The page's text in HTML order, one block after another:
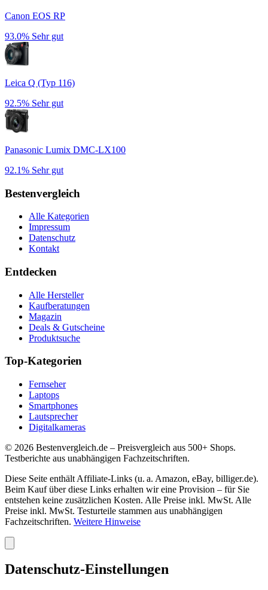
Canon EOS RP
93.0% Sehr gut
Leica Q (Typ 116)
92.5% Sehr gut
Panasonic Lumix DMC-LX100
92.1% Sehr gut
Bestenvergleich
Alle Kategorien
Impressum
Datenschutz
Kontakt
Entdecken
Alle Hersteller
Kaufberatungen
Magazin
Deals & Gutscheine
Produktsuche
Top-Kategorien
Fernseher
Laptops
Smartphones
Lautsprecher
Digitalkameras
© 2026 Bestenvergleich.de – Preisvergleich aus 500+ Shops.
Testberichte aus unabhängigen Fachzeitschriften.
Diese Seite enthält Affiliate-Links (u. a. Amazon, eBay, billiger.de).
Beim Kauf über diese Links erhalten wir eine Provision – für Sie
entstehen keine zusätzlichen Kosten. Alle Preise inkl. MwSt. Alle
Preise inkl. MwSt. Testurteile stammen aus unabhängigen
Fachzeitschriften. Weitere Hinweise
Datenschutz-Einstellungen